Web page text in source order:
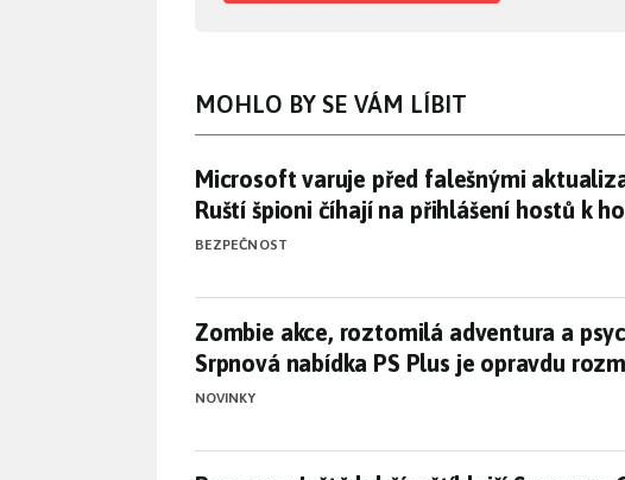
MOHLO BY SE VÁM LÍBIT
Microsoft varuje před falešnými
Microsoft varuje před falešnými
Ruští špioni číhají na přihlášení hostů k
BEZPEČNOST
Zombie akce, roztomilá adventura a
Zombie akce, roztomilá adventura a
Srpnová nabídka PS Plus je opravdu
NOVINKY